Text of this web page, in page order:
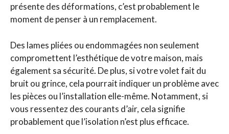
présente des déformations, c’est probablement le
moment de penser à un remplacement.
Des lames pliées ou endommagées non seulement
compromettent l’esthétique de votre maison, mais
également sa sécurité. De plus, si votre volet fait du
bruit ou grince, cela pourrait indiquer un problème avec
les pièces ou l’installation elle-même. Notamment, si
vous ressentez des courants d’air, cela signifie
probablement que l’isolation n’est plus efficace.